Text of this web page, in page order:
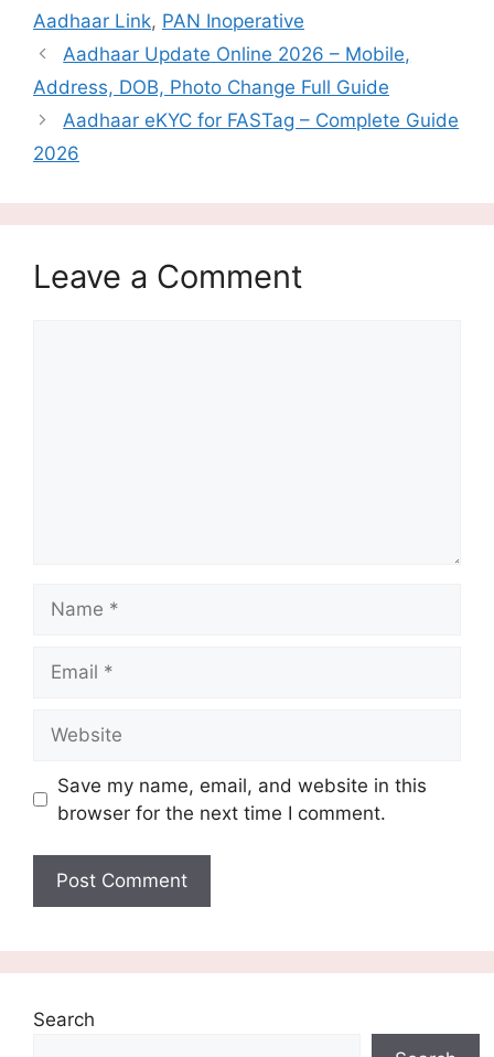
Aadhaar Link, PAN Inoperative
Aadhaar Update Online 2026 – Mobile,
Address, DOB, Photo Change Full Guide
Aadhaar eKYC for FASTag – Complete Guide
2026
Leave a Comment
Save my name, email, and website in this
browser for the next time I comment.
Search